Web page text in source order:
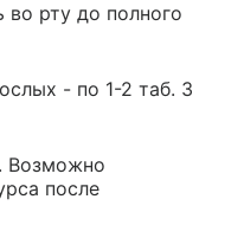
во рту до полного
- по 1-2 таб. 3
Возможно
после